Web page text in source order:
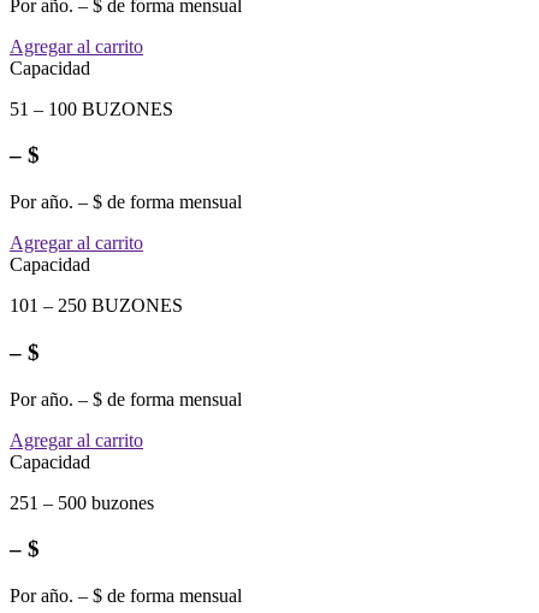
Por año. – $ de forma mensual
Agregar al carrito
Capacidad
51 – 100 BUZONES
– $
Por año. – $ de forma mensual
Agregar al carrito
Capacidad
101 – 250 BUZONES
– $
Por año. – $ de forma mensual
Agregar al carrito
Capacidad
251 – 500 buzones
– $
Por año. – $ de forma mensual